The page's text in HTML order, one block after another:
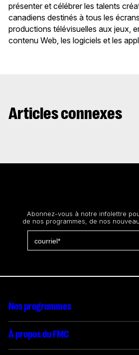
présenter et célébrer les talents
canadiens destinés à tous les
productions télévisuelles aux jeux,
contenu Web, les logiciels et les
Articles connexes
Abonnez-vous à notre infolettre
de nos programmes, de nos
Nos programmes
Mesures incitatives internationales
À propos du FMC